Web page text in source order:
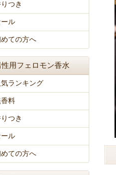
つき
ール
ての方へ
性用フェロモン香水
気ランキング
料
つき
ール
ての方へ